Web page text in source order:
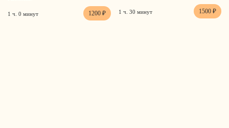
1 ч. 0 минут 1200 ₽ 1 ч. 30 минут 1500 ₽